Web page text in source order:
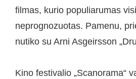
filmas, kurio populiarumas
neprognozuotas. Pamenu,
nutiko su Arni Asgeirsson
Kino festivalio „Scanorama“